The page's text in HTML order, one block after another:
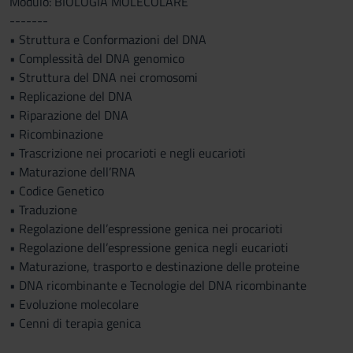
-------
• Struttura e Conformazioni del DNA
• Complessità del DNA genomico
• Struttura del DNA nei cromosomi
• Replicazione del DNA
• Riparazione del DNA
• Ricombinazione
• Trascrizione nei procarioti e negli eucarioti
• Maturazione dell’RNA
• Codice Genetico
• Traduzione
• Regolazione dell’espressione genica nei procarioti
• Regolazione dell’espressione genica negli eucarioti
• Maturazione, trasporto e destinazione delle proteine
• DNA ricombinante e Tecnologie del DNA ricombinante
• Evoluzione molecolare
• Cenni di terapia genica